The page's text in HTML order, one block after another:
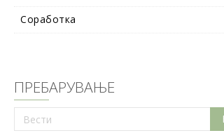
Соработка
ПРЕБАРУВАЊЕ